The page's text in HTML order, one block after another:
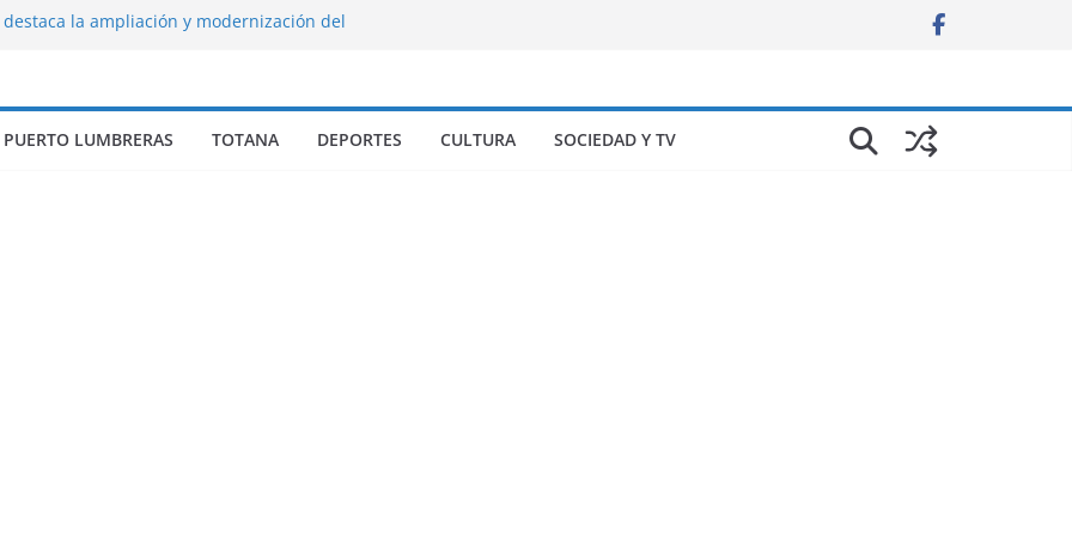
la ampliación y modernización del
de Verano Municipales
PUERTO LUMBRERAS TOTANA DEPORTES CULTURA SOCIEDAD Y TV